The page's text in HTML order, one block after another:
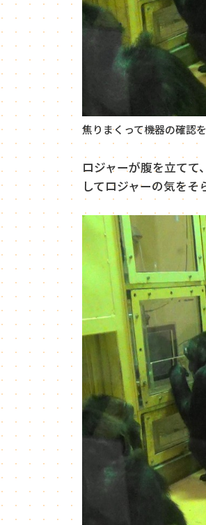
焦りまくって機器の確認
ロジャーが腹を立て
してロジャーの気を